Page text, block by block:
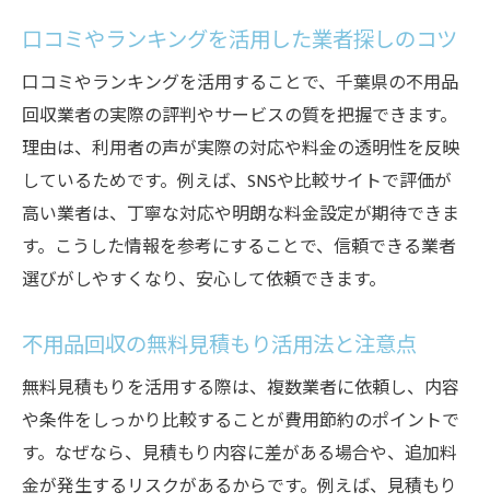
口コミやランキングを活用した業者探しのコツ
口コミやランキングを活用することで、千葉県の不用品
回収業者の実際の評判やサービスの質を把握できます。
理由は、利用者の声が実際の対応や料金の透明性を反映
しているためです。例えば、SNSや比較サイトで評価が
高い業者は、丁寧な対応や明朗な料金設定が期待できま
す。こうした情報を参考にすることで、信頼できる業者
選びがしやすくなり、安心して依頼できます。
不用品回収の無料見積もり活用法と注意点
無料見積もりを活用する際は、複数業者に依頼し、内容
や条件をしっかり比較することが費用節約のポイントで
す。なぜなら、見積もり内容に差がある場合や、追加料
金が発生するリスクがあるからです。例えば、見積もり